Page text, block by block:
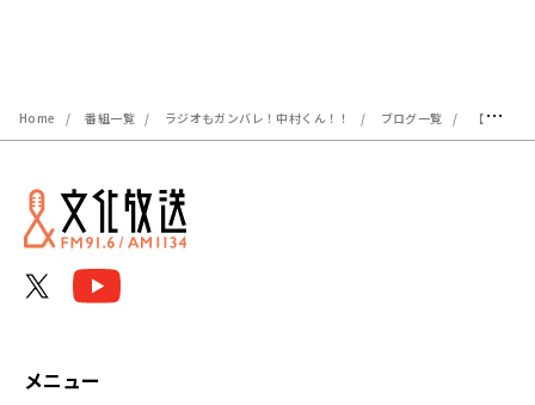
Home 番組一覧 ラジオもガンバレ！中村くん！！ ブログ一覧 【特別番組】『A&G MUSIC COLLECTION～「ガンバレ！中村くん！！」Special～』6月21日（日）19時30分～放送決定！
メニュー